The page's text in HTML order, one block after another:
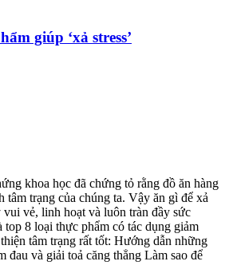
giúp ‘xả stress’
khoa học đã chứng tỏ rằng đồ ăn hàng
tâm trạng của chúng ta. Vậy ăn gì để xả
vui vẻ, linh hoạt và luôn tràn đầy sức
top 8 loại thực phẩm có tác dụng giảm
tâm trạng rất tốt: Hướng dẫn những
đau và giải toả căng thẳng Làm sao để